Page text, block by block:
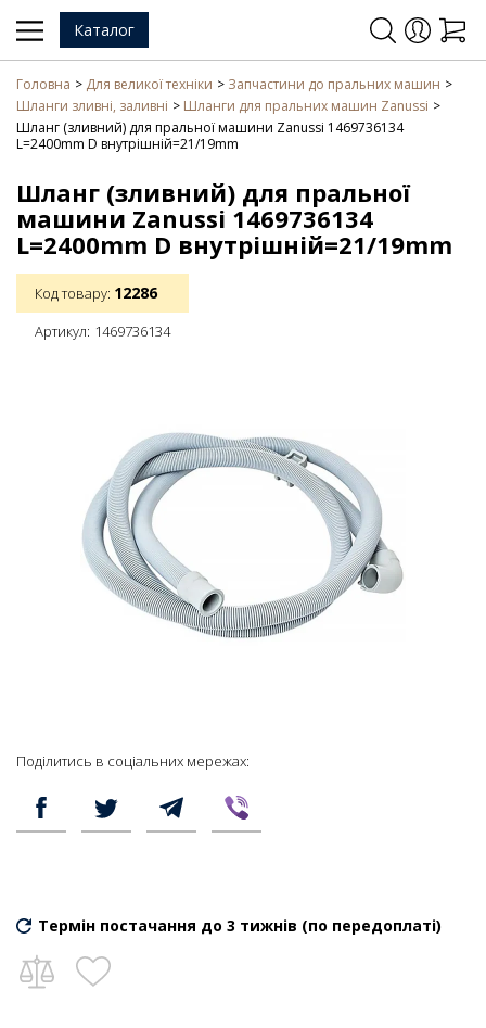
Каталог
Головна Для великої техніки
Запчастини до пральних машин
Шланги зливні, заливні
Шланги для пральних машин Zanussi
Шланг (зливний) для пральної машини Zanussi 1469736134
L=2400mm D внутрішній=21/19mm
Шланг (зливний) для пральної
машини Zanussi 1469736134
L=2400mm D внутрішній=21/19mm
Код товару: 12286
Артикул: 1469736134
Поділитись в соціальних мережах:
Термін постачання до 3 тижнів (по передоплаті)